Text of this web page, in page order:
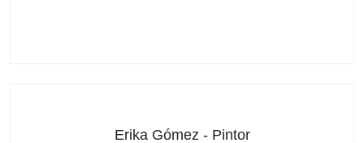
Erika Gómez - Pintor